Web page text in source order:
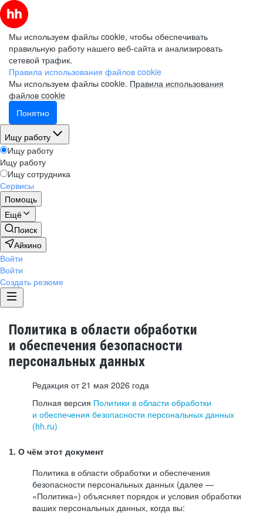
Мы используем файлы cookie, чтобы обеспечивать
правильную работу нашего веб-сайта и анализировать
сетевой трафик.
Правила использования файлов cookie
Мы используем файлы cookie. Правила использования
файлов cookie
Понятно
Ищу работу
Ищу работу
Ищу работу
Ищу сотрудника
Сервисы
Помощь
Ещё
Поиск
Айкино
Войти
Войти
Создать резюме
Политика в области обработки
и обеспечения безопасности
персональных данных
Редакция от 21 мая 2026 года
Полная версия Политики в области обработки
и обеспечения безопасности персональных данных
(hh.ru)
1. О чём этот документ
Политика в области обработки и обеспечения
безопасности персональных данных (далее —
«Политика») объясняет порядок и условия обработки
ваших персональных данных, когда вы: